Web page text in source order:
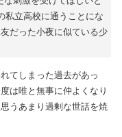
私立高校に通うことにな
だった小夜に似ている少
てしまった過去があっ
は唯と無事に仲よくなり
うあまり過剰な世話を焼